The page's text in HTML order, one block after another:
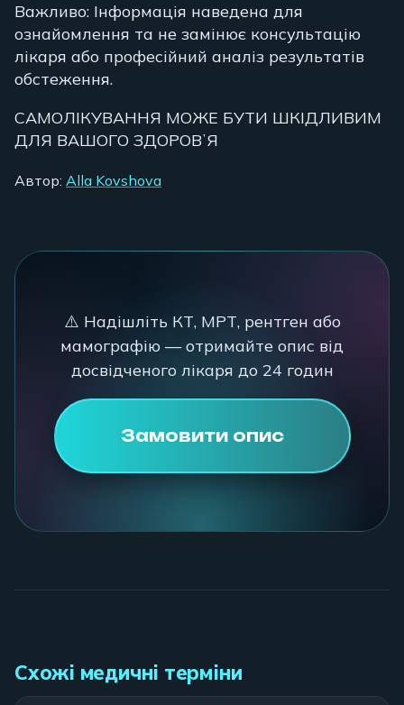
Важливо: Інформація наведена для
ознайомлення та не замінює консультацію
лікаря або професійний аналіз результатів
обстеження.
САМОЛІКУВАННЯ МОЖЕ БУТИ ШКІДЛИВИМ
ДЛЯ ВАШОГО ЗДОРОВʼЯ
Автор: Alla Kovshova
⚠️ Надішліть КТ, МРТ, рентген або
мамографію — отримайте опис від
досвідченого лікаря до 24 годин
Замовити опис
Схожі медичні терміни